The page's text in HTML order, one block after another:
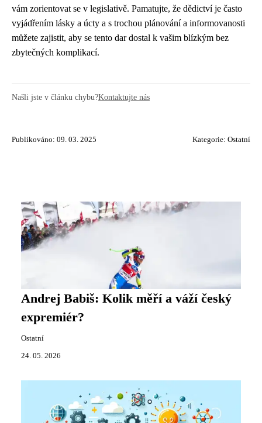
vám zorientovat se v legislativě. Pamatujte, že dědictví je často
vyjádřením lásky a úcty a s trochou plánování a informovanosti
můžete zajistit, aby se tento dar dostal k vašim blízkým bez
zbytečných komplikací.
Našli jste v článku chybu?Kontaktujte nás
Publikováno: 09. 03. 2025 Kategorie: Ostatní
Andrej Babiš: Kolik měří a váží český
expremiér?
Ostatní
24. 05. 2026